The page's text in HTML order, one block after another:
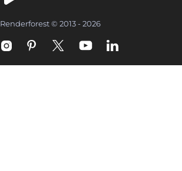
Renderforest © 2013 - 2026